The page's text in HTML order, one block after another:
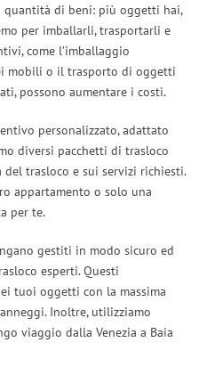
quantità di beni: più oggetti hai,
per imballarli, trasportarli e
come l’imballaggio
mobili o il trasporto di oggetti
possono aumentare i costi.
personalizzato, adattato
diversi pacchetti di trasloco
del trasloco e sui servizi richiesti.
appartamento o solo una
per te.
gestiti in modo sicuro ed
esperti. Questi
tuoi oggetti con la massima
Inoltre, utilizziamo
viaggio dalla Venezia a Baia